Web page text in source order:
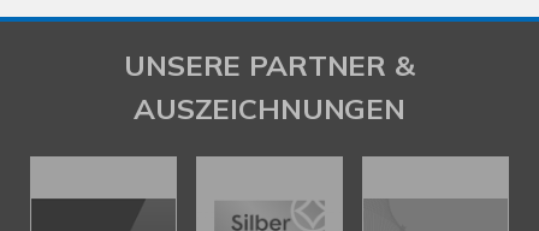
UNSERE PARTNER &
AUSZEICHNUNGEN